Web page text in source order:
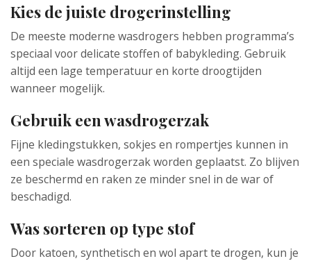
Kies de juiste drogerinstelling
De meeste moderne wasdrogers hebben programma’s
speciaal voor delicate stoffen of babykleding. Gebruik
altijd een lage temperatuur en korte droogtijden
wanneer mogelijk.
Gebruik een wasdrogerzak
Fijne kledingstukken, sokjes en rompertjes kunnen in
een speciale wasdrogerzak worden geplaatst. Zo blijven
ze beschermd en raken ze minder snel in de war of
beschadigd.
Was sorteren op type stof
Door katoen, synthetisch en wol apart te drogen, kun je